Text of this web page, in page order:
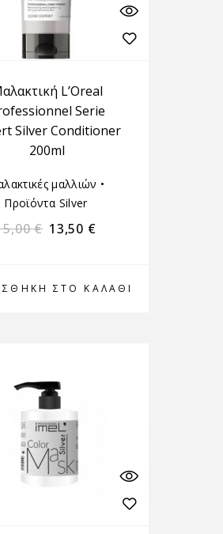
ΣΤΟ ΚΑΛΆΘΙ
L’Oreal
Serie
Silver Conditioner
200ml
μαλλιών •
Προϊόντα Silver
€ 13,50 €